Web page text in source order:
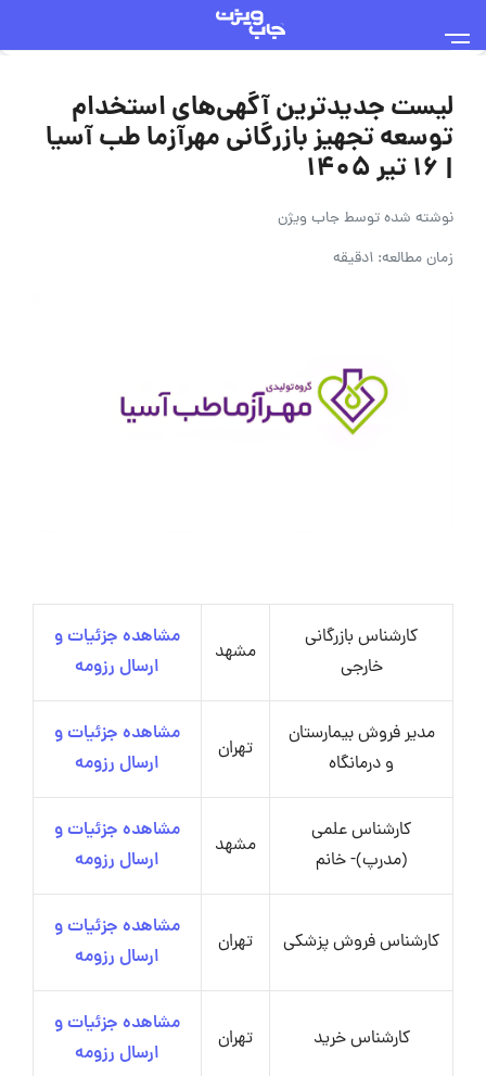
لیست جدیدترین آگهی‌های استخدام
توسعه تجهیز بازرگانی مهرآزما طب آسیا
| ۱۶ تیر ۱۴۰۵
نوشته شده توسطجاب ویژن
زمان مطالعه: 1دقیقه
کارشناس بازرگانی
خارجی
مشهد
مشاهده جزئیات و
ارسال رزومه
مدیر فروش بیمارستان
و درمانگاه
تهران
مشاهده جزئیات و
ارسال رزومه
کارشناس علمی
(مدرپ)- خانم
مشهد
مشاهده جزئیات و
ارسال رزومه
کارشناس فروش پزشکی تهران
مشاهده جزئیات و
ارسال رزومه
کارشناس خرید تهران
مشاهده جزئیات و
ارسال رزومه